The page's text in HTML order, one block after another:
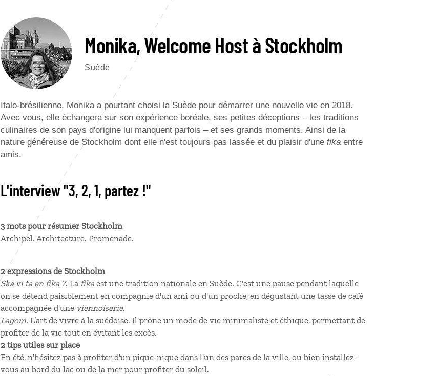
Monika, Welcome Host à Stockholm
Suède
Italo-brésilienne, Monika a pourtant choisi la Suède pour démarrer une nouvelle vie en 2018.
Avec vous, elle échangera sur son expérience boréale, ses petites déceptions – les traditions
culinaires de son pays d'origine lui manquent parfois – et ses grands moments. Ainsi de la
nature généreuse de Stockholm dont elle n'est toujours pas lassée et du plaisir d'une fika entre
amis.
L'interview "3, 2, 1, partez !"
3 mots pour résumer Stockholm
Archipel. Architecture. Promenade.
2 expressions de Stockholm
Ska vi ta en fika ?. La fika est une tradition nationale en Suède. C'est une pause pendant laquelle
on se détend paisiblement en compagnie d'un ami ou d'un proche, en dégustant une tasse de café
accompagnée d'une viennoiserie.
Lagom. L’art de vivre à la suédoise. Il prône un mode de vie minimaliste et éthique, permettant de
profiter de la vie tout en évitant les excès.
2 tips utiles sur place
En été, n'hésitez pas à profiter d'un pique-nique dans l'un des parcs de la ville, ou bien installez-
vous au bord du lac ou de la mer pour profiter du soleil.